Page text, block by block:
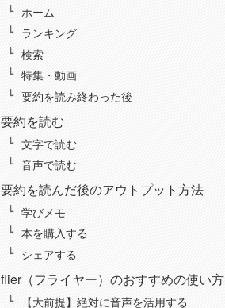
ホーム
ランキング
検索
特集・動画
要約を読み終わった後
要約を読む
文字で読む
音声で読む
要約を読んだ後のアウトプット方法
学びメモ
本を購入する
シェアする
flier（フライヤー）のおすすめの使い方
【大前提】絶対に音声を活用する